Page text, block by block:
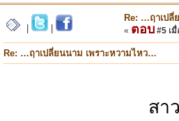
Re: …ฤาเปลี่
« ตอบ #5 เมื่
Re: …ฤาเปลี่ยนนาม เพราะหวามไหว…
สา